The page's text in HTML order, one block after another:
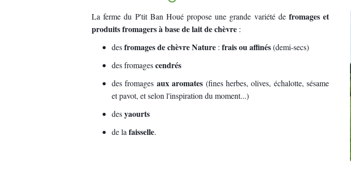
La ferme du P'tit Ban Houé propose une grande variété de fromages et
produits fromagers à base de lait de chèvre :
desfromages de chèvre Nature : frais ou affinés(demi-secs)
des fromagescendrés
des fromages aux aromates (fines herbes, olives, échalotte, sésame
et pavot, et selon l'inspiration du moment...)
desyaourts
de la faisselle.